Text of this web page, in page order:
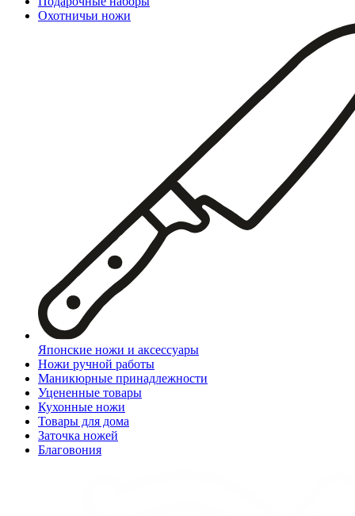
Охотничьи ножи
Японские ножи и аксессуары
Ножи ручной работы
Маникюрные принадлежности
Уцененные товары
Кухонные ножи
Товары для дома
Заточка ножей
Благовония